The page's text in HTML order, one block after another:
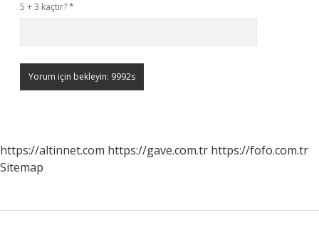
5 + 3 kaçtır?*
https://altinnet.com https://gave.com.tr https://fofo.com.tr
Sitemap